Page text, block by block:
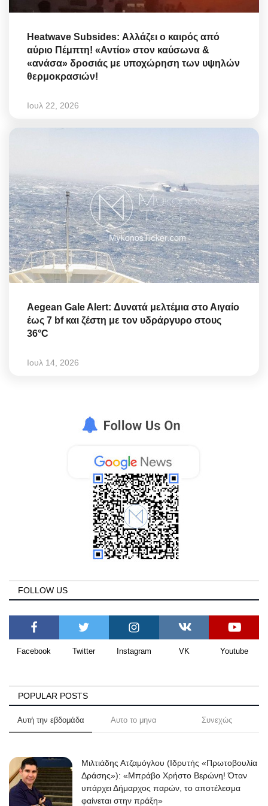
Heatwave Subsides: Αλλάζει ο καιρός από
αύριο Πέμπτη! «Αντίο» στον καύσωνα &
«ανάσα» δροσιάς με υποχώρηση των υψηλών
θερμοκρασιών!
Ιουλ 22, 2026
Aegean Gale Alert: Δυνατά μελτέμια στο Αιγαίο
έως 7 bf και ζέστη με τον υδράργυρο στους
36°C
Ιουλ 14, 2026
FOLLOW US
Facebook Twitter Instagram VK Youtube
POPULAR POSTS
Αυτή την εβδομάδα Αυτο το μηνα Συνεχώς
Μιλτιάδης Ατζαμόγλου (Ιδρυτής «Πρωτοβουλία
Δράσης»): «Μπράβο Χρήστο Βερώνη! Όταν
υπάρχει Δήμαρχος παρών, το αποτέλεσμα
φαίνεται στην πράξη»